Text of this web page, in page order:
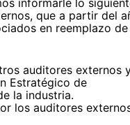
informarle lo
que a partir del
en reemplazo de
auditores externos
Estratégico de
la industria.
los auditores